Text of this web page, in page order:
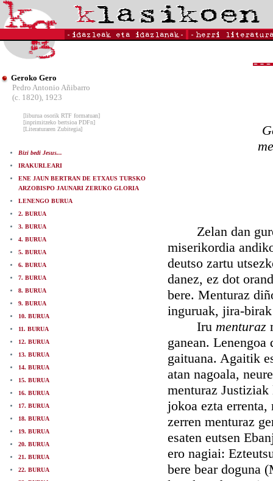
Geroko Gero
Pedro Antonio Añibarro
(c. 1820), 1923
[liburua osorik RTF formatuan]
[inprimitzeko bertsioa PDFn]
[Literaturaren Zubitegia]
Bizi bedi Jesus...
IRAKURLEARI
ENE JAUN BERTRAN DE ETXAUS TURSKO
ARZOBISPO JAUNARI ZERUKO GLORIA
LENENGO BURUA
2. BURUA
3. BURUA
4. BURUA
5. BURUA
6. BURUA
7. BURUA
8. BURUA
9. BURUA
10. BURUA
11. BURUA
12. BURUA
13. BURUA
14. BURUA
15. BURUA
16. BURUA
17. BURUA
18. BURUA
19. BURUA
20. BURUA
21. BURUA
22. BURUA
Zelan dan gure
miserikordia
deutso zartu
danez, ez dot
bere. Menturaz
inguruak, jira-
Iru menturaz
ganean.
gaituana. Agaitik
atan nagoala,
menturaz
jokoa ezta errenta,
zerren menturaz
esaten eutsen
ero nagiai:
bere bear doguna